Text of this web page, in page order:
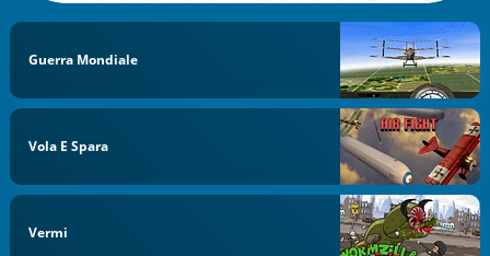
Guerra Mondiale
Vola E Spara
Vermi